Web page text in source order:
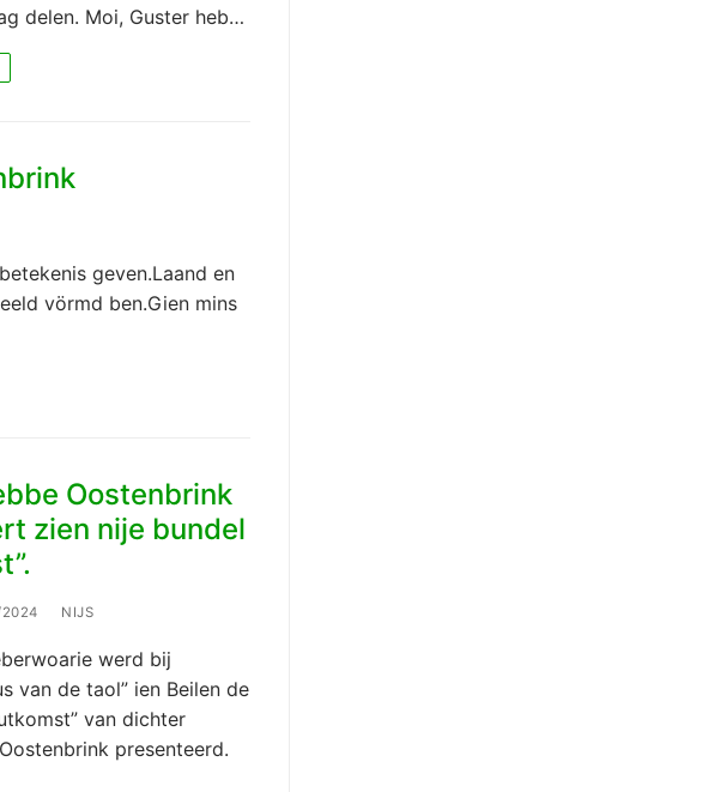
delen. Moi, Guster heb…
geven.Laand en
vörmd ben.Gien mins
Oostenbrink
zien nije bundel
NIJS
werd bij
van de taol” ien Beilen de
van dichter
presenteerd.